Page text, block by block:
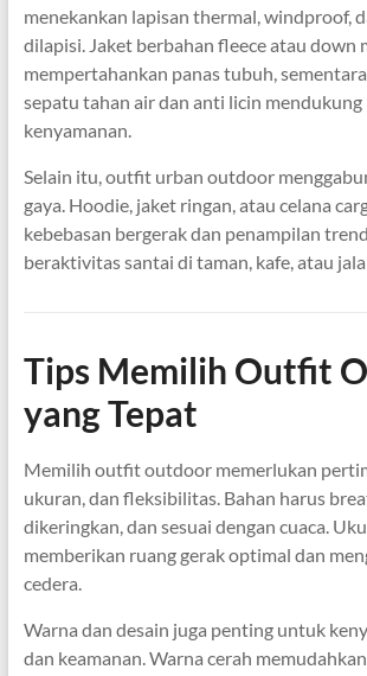
menekankan lapisan thermal, windproof,
dilapisi. Jaket berbahan fleece atau down
mempertahankan panas tubuh,
sepatu tahan air dan anti licin mendukung
kenyamanan.
Selain itu, outfit urban outdoor
gaya. Hoodie, jaket ringan, atau celana
kebebasan bergerak dan penampilan
beraktivitas santai di taman, kafe, atau
Tips Memilih Outfit
yang Tepat
Memilih outfit outdoor memerlukan
ukuran, dan fleksibilitas. Bahan harus
dikeringkan, dan sesuai dengan cuaca.
memberikan ruang gerak optimal dan
cedera.
Warna dan desain juga penting untuk
dan keamanan. Warna cerah